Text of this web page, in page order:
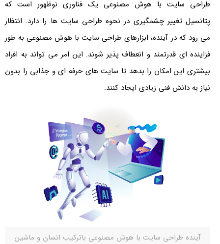
طراحی سایت با هوش مصنوعی یک فناوری نوظهور است که
پتانسیل تغییر چشمگیری در نحوه طراحی سایت ها را دارد. انتظار
می رود که در آینده، ابزارهای طراحی سایت با هوش مصنوعی به طور
فزاینده ای قدرتمند و انعطاف پذیر شوند. این امر می تواند به افراد
بیشتری این امکان را بدهد تا سایت های حرفه ای و جذابی را بدون
نیاز به دانش فنی زیادی ایجاد کنند.
آینده طراحی سایت با هوش مصنوعی باترکیب انسان و ماشین